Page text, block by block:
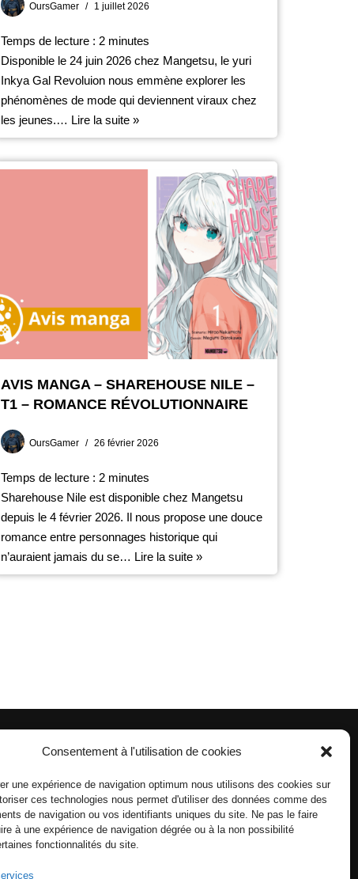
Consentement à l'utilisation de cookies
une expérience de navigation optimum nous utilisons des cookies sur
ces technologies nous permet d'utiliser des données comme des
de navigation ou vos identifiants uniques du site. Ne pas le faire
à une expérience de navigation dégrée ou à la non possibilité
fonctionnalités du site.
OursGamer 1 juillet 2026
Temps de lecture : 2 minutes
Disponible le 24 juin 2026 chez Mangetsu, le yuri
Inkya Gal Revoluion nous emmène explorer les
phénomènes de mode qui deviennent viraux chez
les jeunes.… Lire la suite »
AVIS MANGA – SHAREHOUSE NILE –
T1 – ROMANCE RÉVOLUTIONNAIRE
OursGamer 26 février 2026
Temps de lecture : 2 minutes
Sharehouse Nile est disponible chez Mangetsu
depuis le 4 février 2026. Il nous propose une douce
romance entre personnages historique qui
n’auraient jamais du se… Lire la suite »